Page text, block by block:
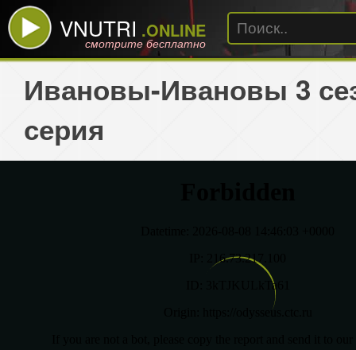
VNUTRI .ONLINE
смотрите бесплатно
Ивановы-Ивановы 3
серия